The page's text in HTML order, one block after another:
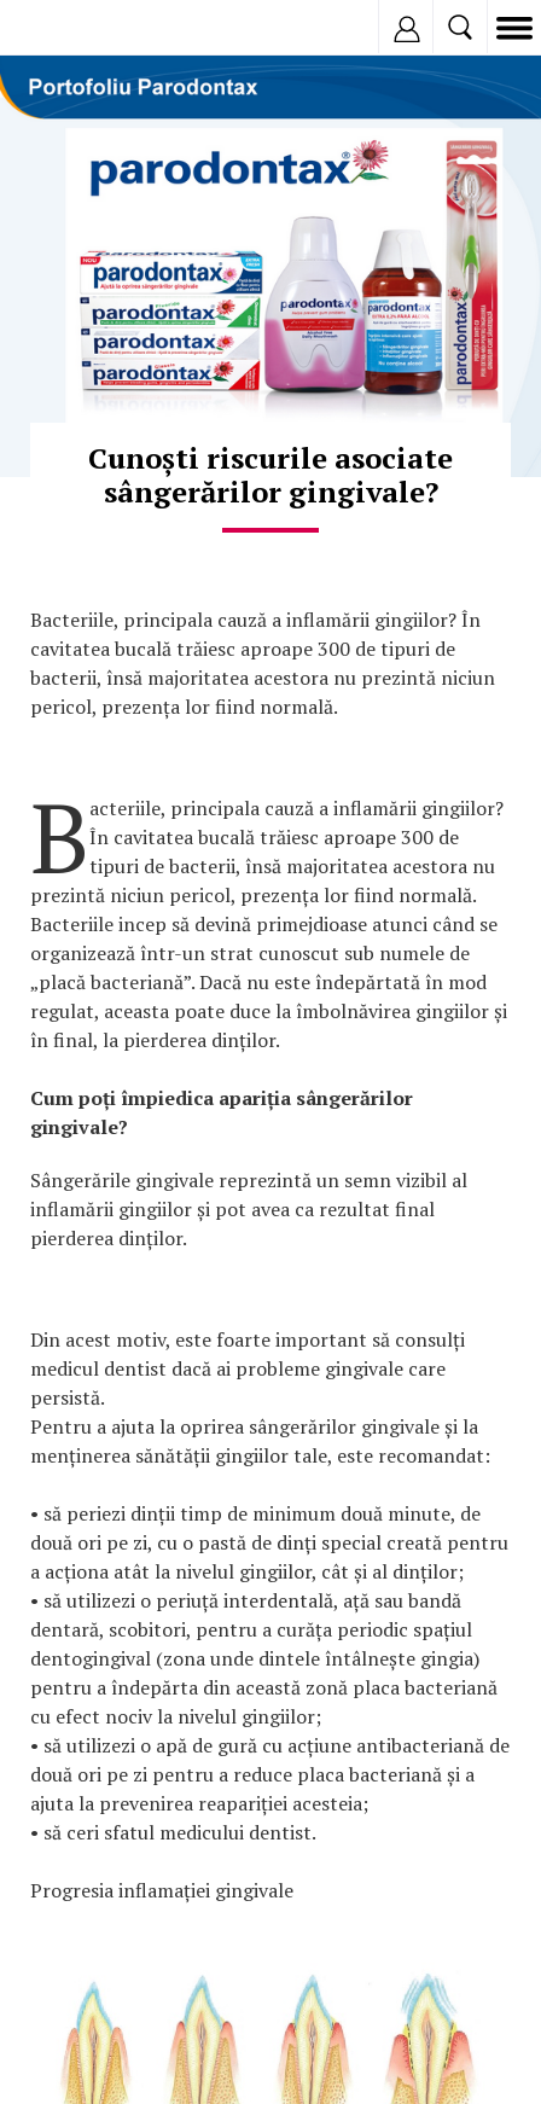
Cunoști riscurile asociate
sângerărilor gingivale?
Bacteriile, principala cauză a inflamării gingiilor? În
cavitatea bucală trăiesc aproape 300 de tipuri de
bacterii, însă majoritatea acestora nu prezintă niciun
pericol, prezența lor fiind normală.
B acteriile, principala cauză a inflamării gingiilor?
În cavitatea bucală trăiesc aproape 300 de
tipuri de bacterii, însă majoritatea acestora nu
prezintă niciun pericol, prezența lor fiind normală.
Bacteriile incep să devină primejdioase atunci când se
organizează într-un strat cunoscut sub numele de
„placă bacteriană”. Dacă nu este îndepărtată în mod
regulat, aceasta poate duce la îmbolnăvirea gingiilor și
în final, la pierderea dinților.
Cum poți împiedica apariția sângerărilor
gingivale?
Sângerările gingivale reprezintă un semn vizibil al
inflamării gingiilor și pot avea ca rezultat final
pierderea dinților.
Din acest motiv, este foarte important să consulți
medicul dentist dacă ai probleme gingivale care
persistă.
Pentru a ajuta la oprirea sângerărilor gingivale și la
menținerea sănătății gingiilor tale, este recomandat:
• să periezi dinții timp de minimum două minute, de
două ori pe zi, cu o pastă de dinți special creată pentru
a acționa atât la nivelul gingiilor, cât și al dinților;
• să utilizezi o periuță interdentală, ață sau bandă
dentară, scobitori, pentru a curăța periodic spațiul
dentogingival (zona unde dintele întâlnește gingia)
pentru a îndepărta din această zonă placa bacteriană
cu efect nociv la nivelul gingiilor;
• să utilizezi o apă de gură cu acțiune antibacteriană de
două ori pe zi pentru a reduce placa bacteriană și a
ajuta la prevenirea reapariției acesteia;
• să ceri sfatul medicului dentist.
Progresia inflamației gingivale